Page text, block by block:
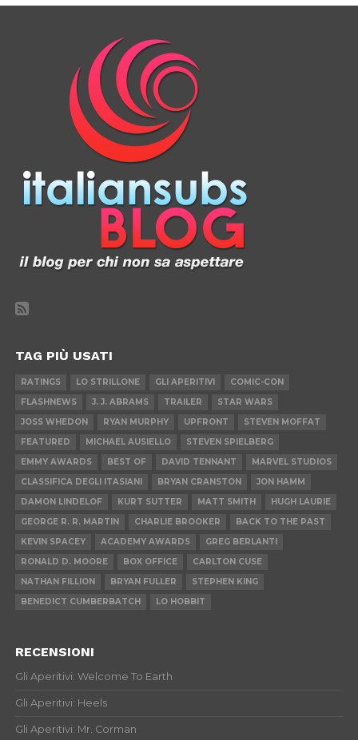
TAG PIÙ USATI
RATINGS LO STRILLONE GLI APERITIVI
COMIC-CON
FLASHNEWS
J. J. ABRAMS TRAILER
STAR WARS
JOSS WHEDON
RYAN MURPHY UPFRONT
STEVEN MOFFAT
FEATURED
MICHAEL AUSIELLO
STEVEN SPIELBERG
EMMY AWARDS
BEST OF DAVID TENNANT
MARVEL STUDIOS
CLASSIFICA DEGLI ITASIANI
BRYAN CRANSTON
JON HAMM
DAMON LINDELOF
KURT SUTTER MATT SMITH
HUGH LAURIE
GEORGE R. R. MARTIN
CHARLIE BROOKER
BACK TO THE PAST
KEVIN SPACEY
ACADEMY AWARDS
GREG BERLANTI
RONALD D. MOORE
BOX OFFICE
CARLTON CUSE
NATHAN FILLION
BRYAN FULLER
STEPHEN KING
BENEDICT CUMBERBATCH
LO HOBBIT
RECENSIONI
Gli Aperitivi: Welcome To Earth
Gli Aperitivi: Heels
Gli Aperitivi: Mr. Corman